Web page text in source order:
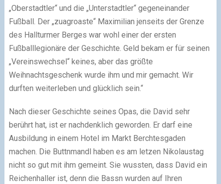
„Oberstadtler“ und die „Unterstadtler“ gegeneinander
Fußball. Der „zuagroaste“ Maximilian jenseits der Grenze
des Hallturmer Berges war wohl einer der ersten
Fußballlegionäre der Geschichte. Geld bekam er für seinen
„Vereinswechsel“ keines, aber das größte
Weihnachtsgeschenk wurde ihm und mir gemacht. Wir
durften weiterleben und glücklich sein.“
Nach dieser Geschichte seines Opas, die David sehr
berührt hat, ist er nachdenklich geworden. Er darf eine
Ausbildung in einem Hotel im Markt Berchtesgaden
machen. Die Buttnmandl haben es am letzen Nikolaustag
nicht so gut mit ihm gemeint. Sie wussten, dass David ein
Reichenhaller ist, denn die Bassn wurden auf Ihren